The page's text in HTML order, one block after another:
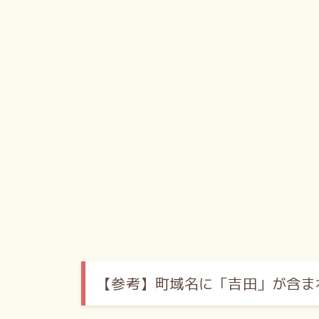
【参考】 町域名に「吉田」が含